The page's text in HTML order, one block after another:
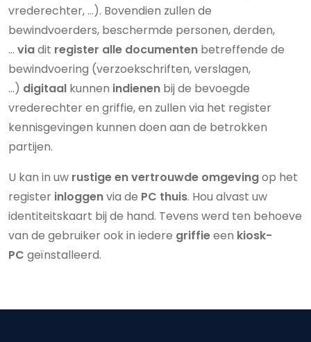
vrederechter, …). Bovendien zullen de
bewindvoerders, beschermde personen, derden,
… viadit register alle documenten betreffende de
bewindvoering (verzoekschriften, verslagen,
…) digitaal kunnen indienen bij de bevoegde
vrederechter en griffie, en zullen via het register
kennisgevingen kunnen doen aan de betrokken
partijen.
U kan in uw rustige en vertrouwde omgevingop het
register inloggenvia de PC thuis. Hou alvast uw
identiteitskaart bij de hand. Tevens werd ten behoeve
van de gebruiker ook in iedere griffieeen kiosk-
PC geïnstalleerd.